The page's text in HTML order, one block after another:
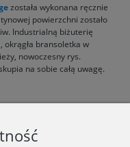
została wykonana ręcznie
powierzchni zostało
Industrialną biżuterię
okrągła bransoletka w
nowoczesny rys.
na sobie całą uwagę.